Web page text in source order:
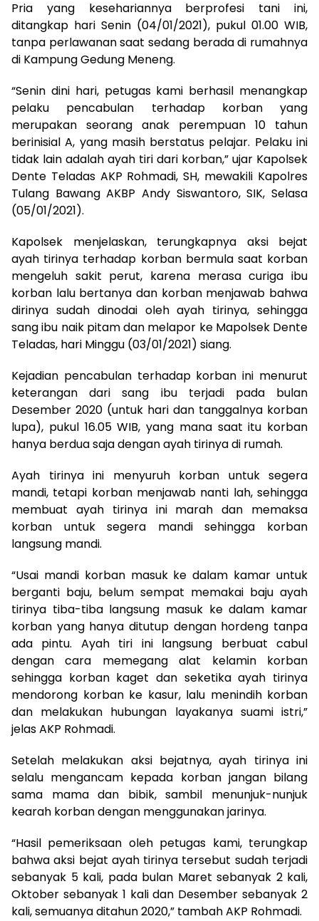
Pria yang kesehariannya berprofesi tani ini,
ditangkap hari Senin (04/01/2021), pukul 01.00 WIB,
tanpa perlawanan saat sedang berada di rumahnya
di Kampung Gedung Meneng.
“Senin dini hari, petugas kami berhasil menangkap
pelaku pencabulan terhadap korban yang
merupakan seorang anak perempuan 10 tahun
berinisial A, yang masih berstatus pelajar. Pelaku ini
tidak lain adalah ayah tiri dari korban,” ujar Kapolsek
Dente Teladas AKP Rohmadi, SH, mewakili Kapolres
Tulang Bawang AKBP Andy Siswantoro, SIK, Selasa
(05/01/2021).
Kapolsek menjelaskan, terungkapnya aksi bejat
ayah tirinya terhadap korban bermula saat korban
mengeluh sakit perut, karena merasa curiga ibu
korban lalu bertanya dan korban menjawab bahwa
dirinya sudah dinodai oleh ayah tirinya, sehingga
sang ibu naik pitam dan melapor ke Mapolsek Dente
Teladas, hari Minggu (03/01/2021) siang.
Kejadian pencabulan terhadap korban ini menurut
keterangan dari sang ibu terjadi pada bulan
Desember 2020 (untuk hari dan tanggalnya korban
lupa), pukul 16.05 WIB, yang mana saat itu korban
hanya berdua saja dengan ayah tirinya di rumah.
Ayah tirinya ini menyuruh korban untuk segera
mandi, tetapi korban menjawab nanti lah, sehingga
membuat ayah tirinya ini marah dan memaksa
korban untuk segera mandi sehingga korban
langsung mandi.
“Usai mandi korban masuk ke dalam kamar untuk
berganti baju, belum sempat memakai baju ayah
tirinya tiba-tiba langsung masuk ke dalam kamar
korban yang hanya ditutup dengan hordeng tanpa
ada pintu. Ayah tiri ini langsung berbuat cabul
dengan cara memegang alat kelamin korban
sehingga korban kaget dan seketika ayah tirinya
mendorong korban ke kasur, lalu menindih korban
dan melakukan hubungan layakanya suami istri,”
jelas AKP Rohmadi.
Setelah melakukan aksi bejatnya, ayah tirinya ini
selalu mengancam kepada korban jangan bilang
sama mama dan bibik, sambil menunjuk-nunjuk
kearah korban dengan menggunakan jarinya.
“Hasil pemeriksaan oleh petugas kami, terungkap
bahwa aksi bejat ayah tirinya tersebut sudah terjadi
sebanyak 5 kali, pada bulan Maret sebanyak 2 kali,
Oktober sebanyak 1 kali dan Desember sebanyak 2
kali, semuanya ditahun 2020,” tambah AKP Rohmadi.